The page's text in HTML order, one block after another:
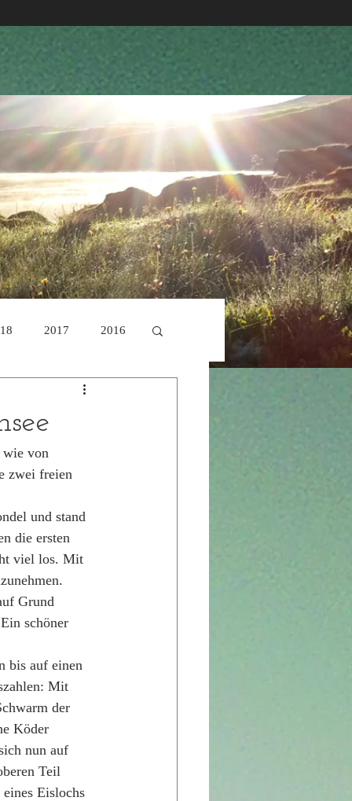
2017 2016
wie von
zwei freien
und stand
die ersten
viel los. Mit
Grund
schöner
bis auf einen
Mit
der
Köder
nun auf
Teil
Eislochs